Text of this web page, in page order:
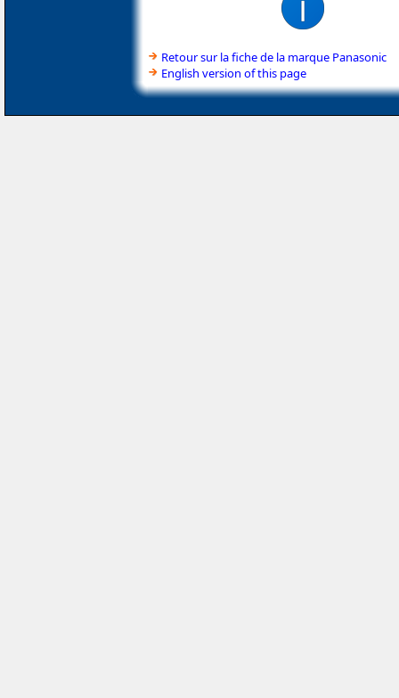
Retour sur la fiche de la marque Panasonic
English version of this page